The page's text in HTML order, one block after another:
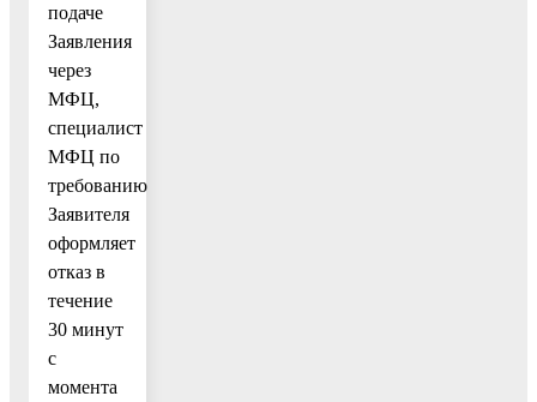
подаче
Заявления
через
МФЦ,
специалист
МФЦ по
требованию
Заявителя
оформляет
отказ в
течение
30 минут
с
момента